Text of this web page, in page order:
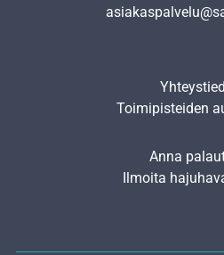
Toimipisteiden
Anna
Ilmoita